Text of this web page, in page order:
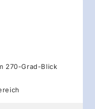
270-Grad-Blick